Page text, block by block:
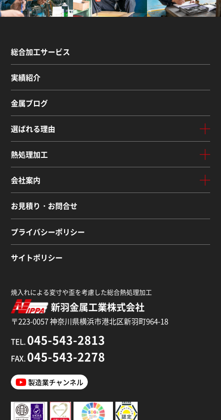
総合加工サービス
実績紹介
金属ブログ
選ばれる理由
熱処理加工
会社案内
お見積り・お問合せ
プライバシーポリシー
サイトポリシー
焼入れによる変寸や歪を考慮した総合熱処理加工
新羽金属工業株式会社
〒223-0057 神奈川県横浜市港北区新羽町964-18
TEL.045-543-2813
FAX.045-543-2278
製造業チャンネル